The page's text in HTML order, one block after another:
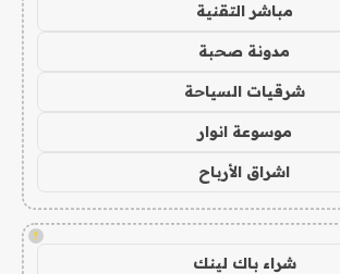
مباشر التقنية
مدونة صحبة
شرقيات السياحة
موسوعة انوار
اشراق الأرباح
!
شراء باك لينك